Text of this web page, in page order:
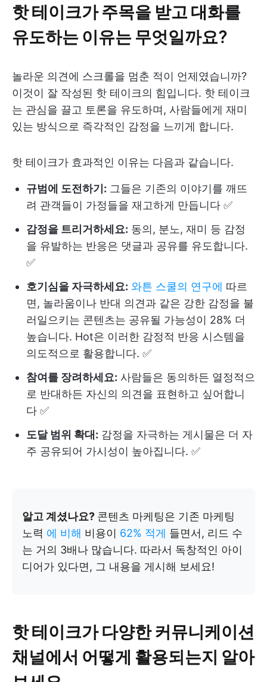
핫 테이크가 주목을 받고 대화를
유도하는 이유는 무엇일까요?
놀라운 의견에 스크롤을 멈춘 적이 언제였습니까?
이것이 잘 작성된 핫 테이크의 힘입니다. 핫 테이크
는 관심을 끌고 토론을 유도하며, 사람들에게 재미
있는 방식으로 즉각적인 감정을 느끼게 합니다.
핫 테이크가 효과적인 이유는 다음과 같습니다.
규범에 도전하기: 그들은 기존의 이야기를 깨뜨
려 관객들이 가정들을 재고하게 만듭니다 ✅
감정을 트리거하세요: 동의, 분노, 재미 등 감정
을 유발하는 반응은 댓글과 공유를 유도합니다.
✅
호기심을 자극하세요: 와튼 스쿨의 연구에 따르
면, 놀라움이나 반대 의견과 같은 강한 감정을 불
러일으키는 콘텐츠는 공유될 가능성이 28% 더
높습니다. Hot은 이러한 감정적 반응 시스템을
의도적으로 활용합니다. ✅
참여를 장려하세요: 사람들은 동의하든 열정적으
로 반대하든 자신의 의견을 표현하고 싶어합니
다 ✅
도달 범위 확대: 감정을 자극하는 게시물은 더 자
주 공유되어 가시성이 높아집니다. ✅
알고 계셨나요? 콘텐츠 마케팅은 기존 마케팅
노력 에 비해 비용이 62% 적게 들면서, 리드 수
는 거의 3배나 많습니다. 따라서 독창적인 아이
디어가 있다면, 그 내용을 게시해 보세요!
핫 테이크가 다양한 커뮤니케이션
채널에서 어떻게 활용되는지 알아